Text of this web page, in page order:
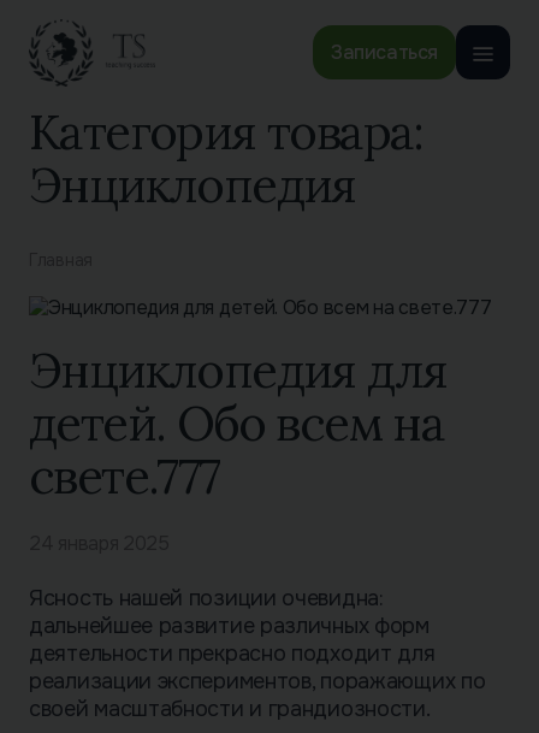
Записаться
Категория товара:
Энциклопедия
Энциклопедия для
детей. Обо всем на
свете.777
Ясность нашей позиции очевидна:
дальнейшее развитие различных форм
деятельности прекрасно подходит для
реализации экспериментов, поражающих по
своей масштабности и грандиозности.